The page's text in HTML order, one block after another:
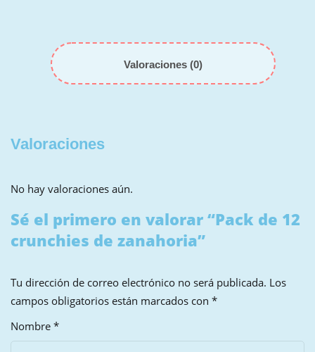
Valoraciones (0)
Valoraciones
No hay valoraciones aún.
Sé el primero en valorar “Pack de 12
crunchies de zanahoria”
Tu dirección de correo electrónico no será publicada. Los
campos obligatorios están marcados con *
Nombre *